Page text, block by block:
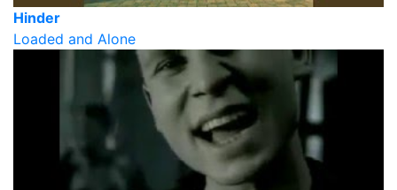
Hinder
Loaded and Alone